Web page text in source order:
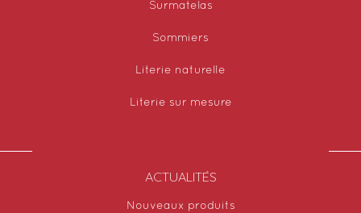
Surmatelas
Sommiers
Literie naturelle
Literie sur mesure
ACTUALITÉS
Nouveaux produits